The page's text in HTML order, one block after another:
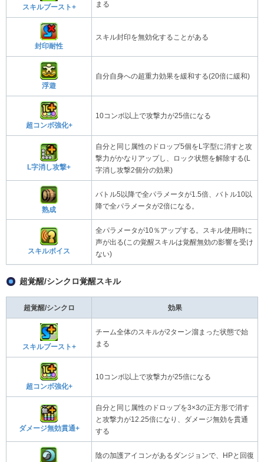
スキルブースト+
まる
封印耐性
スキル封印を無効化することがある
浮遊
自分自身への超重力効果を緩和する(20倍に緩和)
超コンボ強化+
10コンボ以上で攻撃力が25倍になる
L字消し攻撃+
自分と同じ属性のドロップ5個をL字型に消すと攻
撃力がかなりアップし、ロック状態を解除する(L
字消し攻撃2個分の効果)
熟成
バトル5以降で全パラメータが1.5倍、バトル10以
降で全パラメータが2倍になる。
スキルボイス
全パラメータが10％アップする。スキル使用時に
声が出る(この覚醒スキルは覚醒無効の影響を受け
ない)
超覚醒/シンクロ覚醒スキル
超覚醒/シンクロ 効果
スキルブースト+
チーム全体のスキルが2ターン溜まった状態で始
まる
超コンボ強化+
10コンボ以上で攻撃力が25倍になる
ダメージ無効貫通+
自分と同じ属性のドロップを3×3の正方形で消す
と攻撃力が12.25倍になり、ダメージ無効を貫通
する
陰の加護アイコンがあるダンジョンで、HPと回復